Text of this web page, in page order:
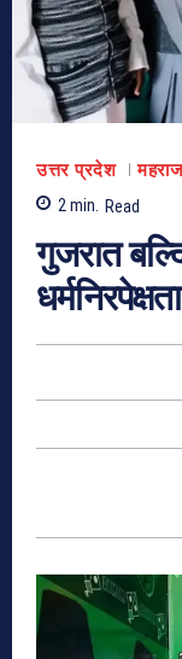
उत्तर प्रदेश
2 min. Read
गुजरात